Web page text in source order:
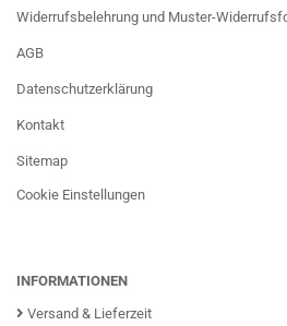
Widerrufsbelehrung und Muster-
AGB
Datenschutzerklärung
Kontakt
Sitemap
Cookie Einstellungen
INFORMATIONEN
Versand & Lieferzeit